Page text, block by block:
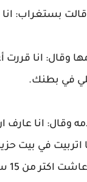
بستغراب:
انا قررت
في بطنك.
وقال: انا عارف
في بيت